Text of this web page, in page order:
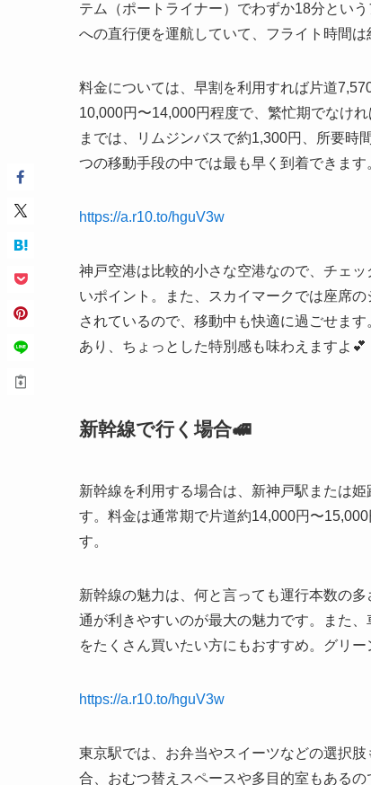
テム（ポートライナー）でわずか18分とい
への直行便を運航していて、フライト時間は
料金については、早割を利用すれば片道
10,000円〜14,000円程度で、繁忙期でなけ
までは、リムジンバスで約1,300円、所要時
つの移動手段の中では最も早く到着できます
https://a.r10.to/hguV3w
神戸空港は比較的小さな空港なので、チェ
いポイント。また、スカイマークでは座席
されているので、移動中も快適に過ごせま
あり、ちょっとした特別感も味わえますよ💕
新幹線で行く場合🚅
新幹線を利用する場合は、新神戸駅または
す。料金は通常期で片道約14,000円〜
す。
新幹線の魅力は、何と言っても運行本数の
通が利きやすいのが最大の魅力です。また
をたくさん買いたい方にもおすすめ。グリ
https://a.r10.to/hguV3w
東京駅では、お弁当やスイーツなどの選択
合、おむつ替えスペースや多目的室もある